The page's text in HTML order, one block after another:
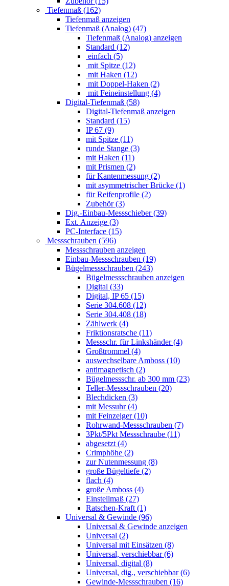
Tiefenmaß (162)
Tiefenmaß anzeigen
Tiefenmaß (Analog) (47)
Tiefenmaß (Analog) anzeigen
Standard (12)
einfach (5)
mit Spitze (12)
mit Haken (12)
mit Doppel-Haken (2)
mit Feineinstellung (4)
Digital-Tiefenmaß (58)
Digital-Tiefenmaß anzeigen
Standard (15)
IP 67 (9)
mit Spitze (11)
runde Stange (3)
mit Haken (11)
mit Prismen (2)
für Kantenmessung (2)
mit asymmetrischer Brücke (1)
für Reifenprofile (2)
Zubehör (3)
Dig.-Einbau-Messschieber (39)
Ext. Anzeige (3)
PC-Interface (15)
Messschrauben (596)
Messschrauben anzeigen
Einbau-Messschrauben (19)
Bügelmessschrauben (243)
Bügelmessschrauben anzeigen
Digital (33)
Digital, IP 65 (15)
Serie 304.608 (12)
Serie 304.408 (18)
Zählwerk (4)
Friktionsratsche (11)
Messschr. für Linkshänder (4)
Großtrommel (4)
auswechselbare Amboss (10)
antimagnetisch (2)
Bügelmessschr. ab 300 mm (23)
Teller-Messschrauben (20)
Blechdicken (3)
mit Messuhr (4)
mit Feinzeiger (10)
Rohrwand-Messschrauben (7)
3Pkt/5Pkt Messschraube (11)
abgesetzt (4)
Crimphöhe (2)
zur Nutenmessung (8)
große Bügeltiefe (2)
flach (4)
große Amboss (4)
Einstellmaß (27)
Ratschen-Kraft (1)
Universal & Gewinde (96)
Universal & Gewinde anzeigen
Universal (2)
Universal mit Einsätzen (8)
Universal, verschiebbar (6)
Universal, digital (8)
Universal, dig., verschiebbar (6)
Gewinde-Messschrauben (16)